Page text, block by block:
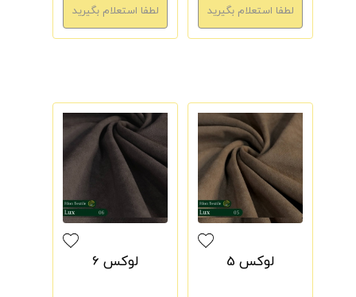
لوکس 5 لوکس 6